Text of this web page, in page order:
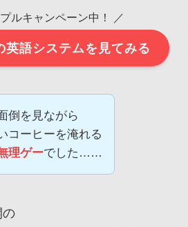
ルキャンペーン中！ ／
英語システムを見てみる
倒を見ながら
コーヒーを淹れる
理ゲーでした……
の